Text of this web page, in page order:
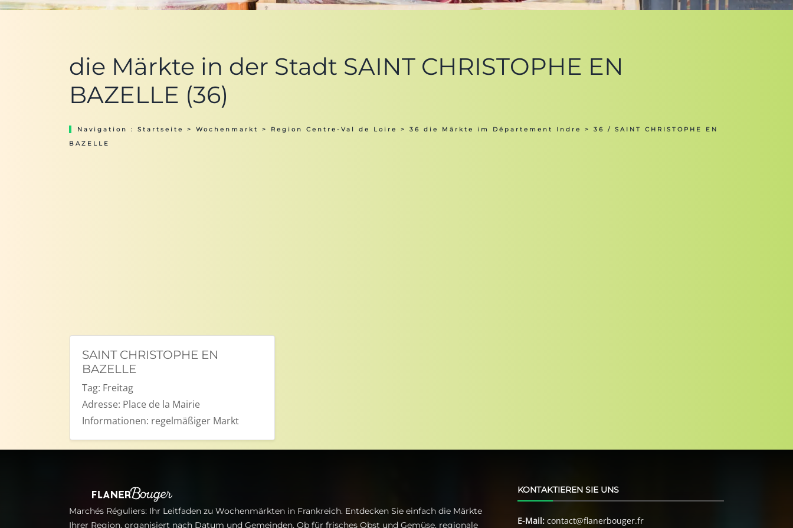
die Märkte in der Stadt SAINT CHRISTOPHE EN
BAZELLE (36)
Navigation : Startseite > Wochenmarkt > Region Centre-Val de Loire > 36 die Märkte im Département Indre
> 36 / SAINT CHRISTOPHE EN
BAZELLE
SAINT CHRISTOPHE EN
BAZELLE
Tag: Freitag
Adresse: Place de la Mairie
Informationen: regelmäßiger Markt
Marchés Réguliers: Ihr Leitfaden zu Wochenmärkten in Frankreich. Entdecken Sie einfach die Märkte
Ihrer Region, organisiert nach Datum und Gemeinden. Ob für frisches Obst und Gemüse, regionale
KONTAKTIEREN SIE UNS
E-Mail: contact@flanerbouger.fr